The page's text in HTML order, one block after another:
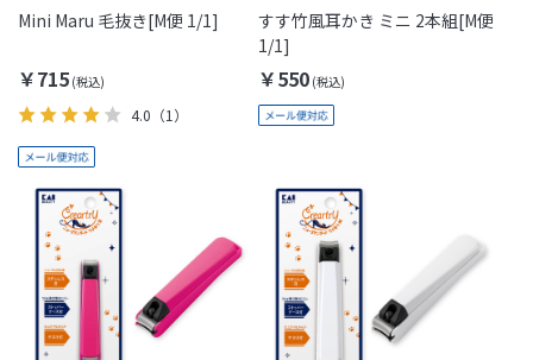
Mini Maru 毛抜き[M便 1/1]
￥715
4.0 （1）
すす竹風耳かき ミニ 2本組[M便
1/1]
￥550